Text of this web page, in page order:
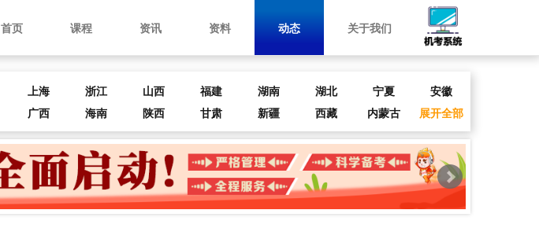
首页 课程 资讯 资料 动态 关于我们
上海 浙江 山西 福建 湖南 湖北 宁夏
安徽
广西 海南 陕西 甘肃 新疆 西藏 内蒙古 展开全部